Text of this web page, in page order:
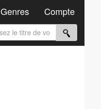
Genres Compte